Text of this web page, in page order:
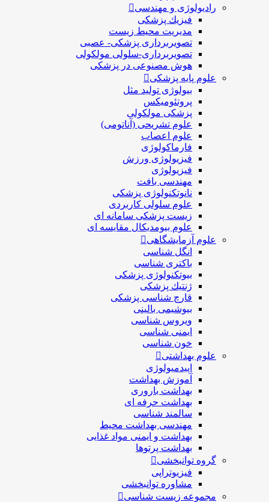
رادیولوژی و مهندسی
فيزيك پزشکی
مدیریت محیط زیست
تصویربرداری پزشکی- عصبی
تصویربرداری-سلولی مولکولی
هوش مصنوعی در پزشکی
علوم پایه پزشکی
بیولوژی تولید مثل
پروتئومیکس
پزشکی مولکولی
علوم تشریحی (آناتومی)
علوم اعصاب
فارماکولوژی
فیزیولوژی ورزش
فیزیولوژی
مهندسی بافت
نانوتکنولوژی پزشکی
علوم سلولی کاربردی
زیست پزشکی سامانه ای
علوم بیومدیکال مقایسه ای
علوم آزمایشگاهی
انگل شناسی
باکتری شناسی
بیوتکنولوژی پزشکی
ژنتيك پزشکی
قارچ شناسی پزشكی
بیوشیمی بالینی
ویروس شناسی
ایمنی شناسی
خون شناسی
علوم بهداشتی
اپیدمیولوژی
آموزش بهداشت
بهداشت باروری
بهداشت حرفه ای
سالمند شناسی
مهندسی بهداشت محيط
بهداشت و ایمنی مواد غذایی
بهداشت پرتوها
گروه توانبخشی
فیزیوتراپی
مشاوره توانبخشی
مجموعه زیست شناسی